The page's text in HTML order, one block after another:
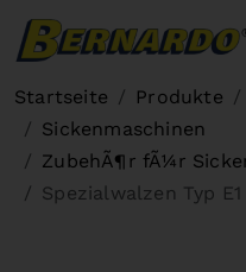
Startseite Produkte
Sickenmaschinen
ZubehÃ¶r fÃ¼r
Spezialwalzen Typ